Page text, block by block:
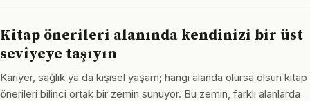
Kitap önerileri alanında kendinizi bir üst
seviyeye taşıyın
Kariyer, sağlık ya da kişisel yaşam; hangi alanda olursa olsun kitap
önerileri bilinci ortak bir zemin sunuyor. Bu zemin, farklı alanlarda